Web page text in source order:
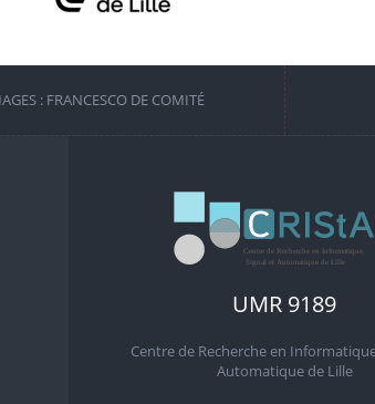
: FRANCESCO DE COMITÉ
UMR 9189
Centre de Recherche en
Automatique de Lille